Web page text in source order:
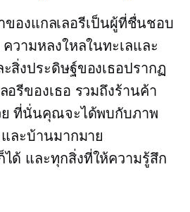
ของแกลเลอรีเป็นผู้ที่ชื่นชอบ
วามหลงใหลในทะเลและ
สิ่งประดิษฐ์ของเธอปรากฏ
อรีของเธอ รวมถึงร้านค้า
ย ที่นั่นคุณจะได้พบกับภาพ
ละบ้านมากมาย
ได้ และทุกสิ่งที่ให้ความรู้สึก